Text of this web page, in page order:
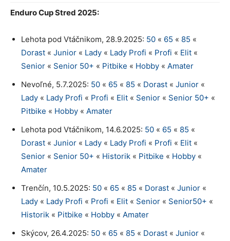
Enduro Cup Stred 2025:
Lehota pod Vtáčnikom, 28.9.2025: 50 « 65 « 85 «
Dorast « Junior « Lady « Lady Profi « Profi « Elit «
Senior « Senior 50+ « Pitbike « Hobby « Amater
Nevoľné, 5.7.2025: 50 « 65 « 85 « Dorast « Junior «
Lady « Lady Profi « Profi « Elit « Senior « Senior 50+ «
Pitbike « Hobby « Amater
Lehota pod Vtáčnikom, 14.6.2025: 50 « 65 « 85 «
Dorast « Junior « Lady « Lady Profi « Profi « Elit «
Senior « Senior 50+ « Historik « Pitbike « Hobby «
Amater
Trenčín, 10.5.2025: 50 « 65 « 85 « Dorast « Junior «
Lady « Lady Profi « Profi « Elit « Senior « Senior50+ «
Historik « Pitbike « Hobby « Amater
Skýcov, 26.4.2025: 50 « 65 « 85 « Dorast « Junior «